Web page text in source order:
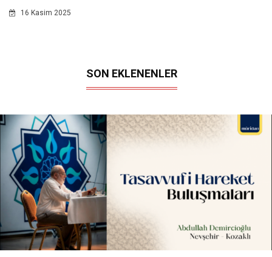
16 Kasim 2025
SON EKLENENLER